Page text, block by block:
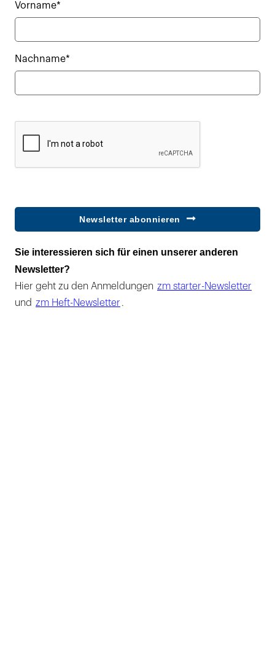
Vorname*
Nachname*
Newsletter abonnieren
Sie interessieren sich für einen unserer anderen
Newsletter?
Hier geht zu den Anmeldungen zm starter-Newsletter
und zm Heft-Newsletter .